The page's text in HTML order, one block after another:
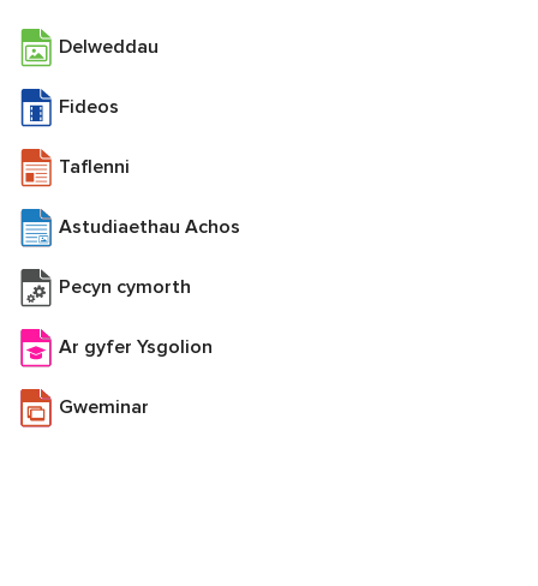
Delweddau
Fideos
Taflenni
Astudiaethau Achos
Pecyn cymorth
Ar gyfer Ysgolion
Gweminar